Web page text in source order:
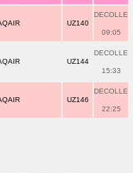
UZ140
DECOLLE
09:05
UZ144
DECOLLE
15:33
UZ146
DECOLLE
22:25